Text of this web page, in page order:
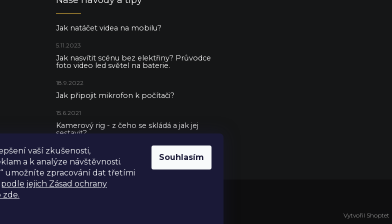
vaší zkušenosti,
a k analýze návštěvnosti.
umožníte zpracování dat třetími
podle jejich Zásad ochrany
zde.
Souhlasím
Jak natáčet videa na mobilu?
5.11.2023
Jak nasvítit scénu bez elektřiny? Průvodce
foto video led světel na baterie.
18.9.2022
Jak připojit mikrofon k počítači?
15.6.2021
Kamerový rig - z čeho se skládá a jak jej
sestavit?
5.5.2021
Vytvořil Shoptet